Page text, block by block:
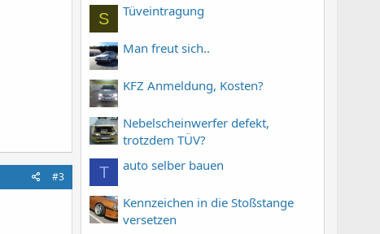
#3
S Tüveintragung
Man freut sich..
KFZ Anmeldung, Kosten?
Nebelscheinwerfer defekt,
trotzdem TÜV?
T auto selber bauen
Kennzeichen in die Stoßstange
versetzen